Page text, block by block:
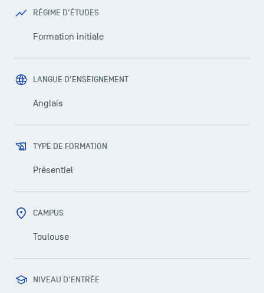
RÉGIME D'ÉTUDES
Formation initiale
LANGUE D'ENSEIGNEMENT
Anglais
TYPE DE FORMATION
Présentiel
CAMPUS
Toulouse
NIVEAU D'ENTRÉE